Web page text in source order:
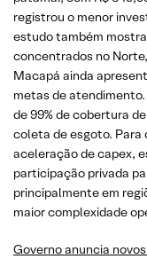
registrou o menor
estudo também
concentrados no
Macapá ainda
metas de
de 99% de cobertura
coleta de esgoto. Para
aceleração de capex,
participação privada
principalmente em
maior complexidade
Governo anuncia